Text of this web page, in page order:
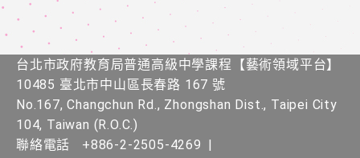
台北市政府教育局普通高級中學課程​【​藝術領域平台】
10485 臺北市中山區長春路 167 號
No.167, Changchun Rd., Zhongshan Dist., Taipei City
104, Taiwan (R.O.C.)
聯絡電話
+886-2-2505-4269 |